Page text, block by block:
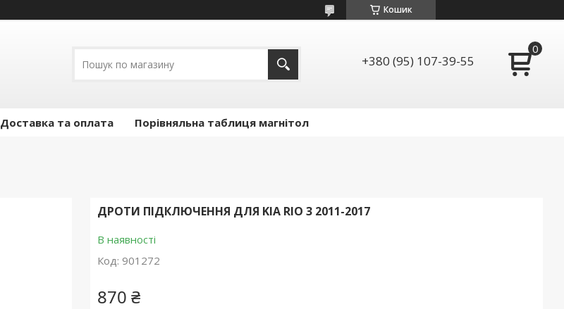
Кошик
+380 (95) 107-39-55
Доставка та оплата Порівняльна таблиця магнітол
ДРОТИ ПІДКЛЮЧЕННЯ ДЛЯ KIA RIO 3 2011-2017
В наявності
Код: 901272
870 ₴